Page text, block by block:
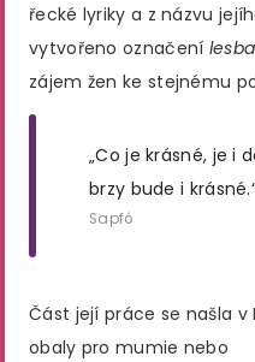
řecké lyriky a z názvu
vytvořeno označení lesba
zájem žen ke stejnému
„Co je krásné, je i
brzy bude i
Sapfó
Část její práce se našla v
obaly pro mumie nebo